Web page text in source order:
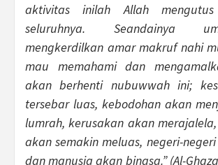
aktivitas inilah Allah
seluruhnya. Seandainya
mengkerdilkan amar makruf nahi
mau memahami dan
akan berhenti nubuwwah ini;
tersebar luas, kebodohan akan
lumrah, kerusakan akan
akan semakin meluas, negeri-
dan manusia akan binasa.” (Al-